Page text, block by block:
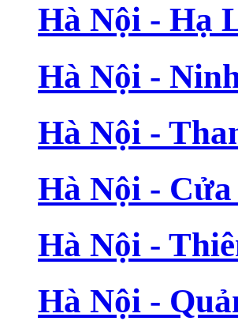
Hà Nội - Hạ
Hà Nội -
Hà Nội -
Hà Nội -
Hà Nội -
Hà Nội -